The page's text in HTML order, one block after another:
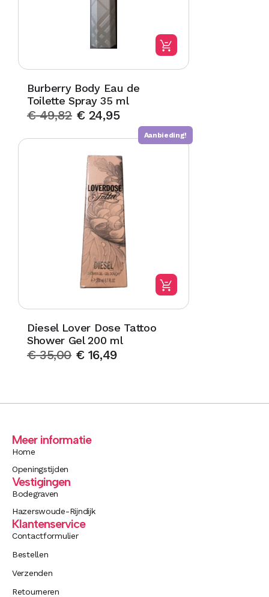
Burberry Body Eau de
Toilette Spray 35 ml
€49,82 €24,95
Aanbieding!
Diesel Lover Dose Tattoo
Shower Gel 200 ml
€35,00 €16,49
Meer informatie
Home
Openingstijden
Vestigingen
Bodegraven
Hazerswoude-Rijndijk
Klantenservice
Contactformulier
Bestellen
Verzenden
Retourneren